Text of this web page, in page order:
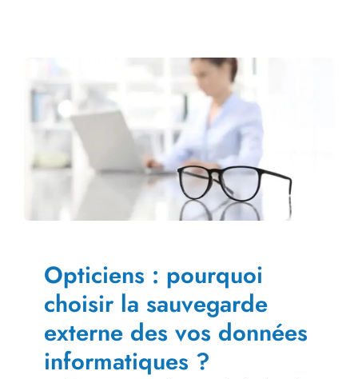
Opticiens : pourquoi
choisir la sauvegarde
externe des vos données
informatiques ?